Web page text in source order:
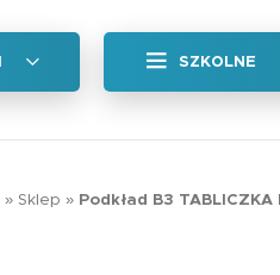
SZKOLNE
» Sklep » Podkład B3 TABLICZKA